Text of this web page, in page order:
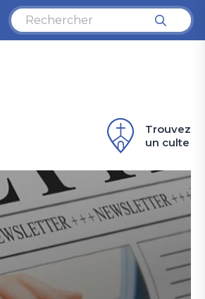
Trouvez
un culte